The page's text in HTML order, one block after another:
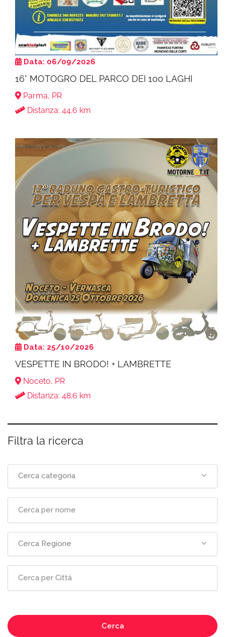
Data: 06/09/2026
16° MOTOGRO DEL PARCO DEI 100 LAGHI
Parma, PR
Distanza: 44.6 km
Data: 25/10/2026
VESPETTE IN BRODO! + LAMBRETTE
Noceto, PR
Distanza: 48.6 km
Filtra la ricerca
Cerca categoria
Cerca Regione
Cerca